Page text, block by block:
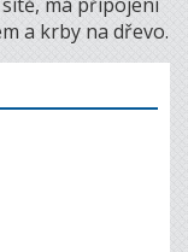
a krby na dřevo.